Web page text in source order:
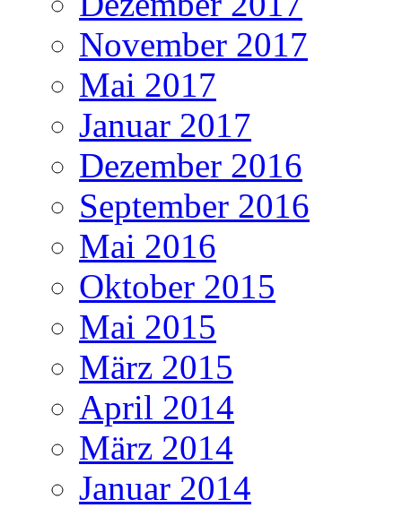
November 2017
Mai 2017
Januar 2017
Dezember 2016
September 2016
Mai 2016
Oktober 2015
Mai 2015
März 2015
April 2014
März 2014
Januar 2014